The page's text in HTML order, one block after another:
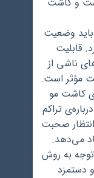
باید وضعیت
قابلیت
ناشی از
مؤثر است.
کاشت مو
تراکم
صحبت
می‌دهد.
به روش
دستمزد